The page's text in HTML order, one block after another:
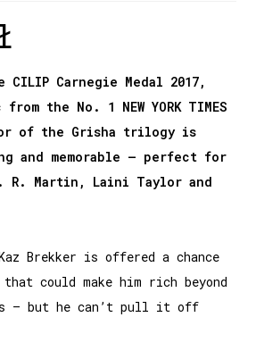
CILIP Carnegie Medal 2017,
the No. 1 NEW YORK TIMES
of the Grisha trilogy is
and memorable – perfect for
R. Martin, Laini Taylor and
Brekker is offered a chance
could make him rich beyond
– but he can’t pull it off